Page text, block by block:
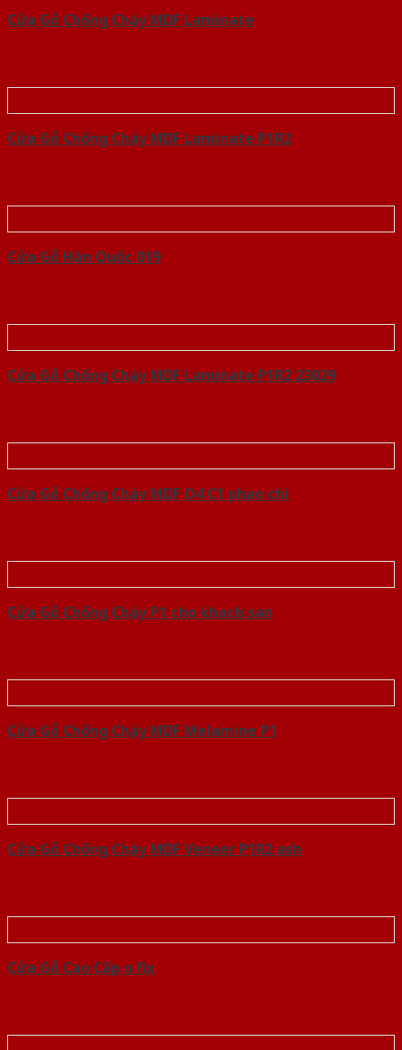
Cửa Gỗ Chống Cháy MDF Laminate
Cửa Gỗ Chống Cháy MDF Laminate P1R2
Cửa Gỗ Hàn Quốc 019
Cửa Gỗ Chống Cháy MDF Laminate P1R2 23029
Cửa Gỗ Chống Cháy MDF O4 C1 phao chi
Cửa Gỗ Chống Cháy P1 cho khach san
Cửa Gỗ Chống Cháy MDF Melamine P1
Cửa Gỗ Chống Cháy MDF Veneer P1R2 ash
Cửa Gỗ Cao Cấp o fix